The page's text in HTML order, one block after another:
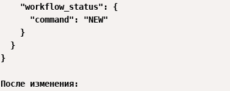
    "workflow_status": {
      "command": "NEW"
    }
  }
}
После изменения: